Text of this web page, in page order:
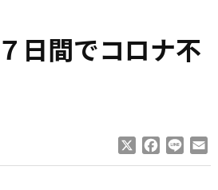
日間でコロナ不
Facebook
Line